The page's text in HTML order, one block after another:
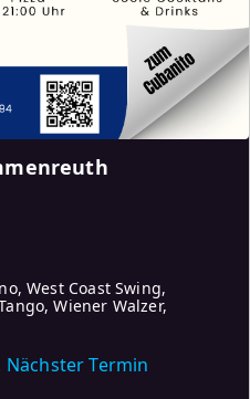
West Coast Swing,
Wiener Walzer,
Nächster Termin